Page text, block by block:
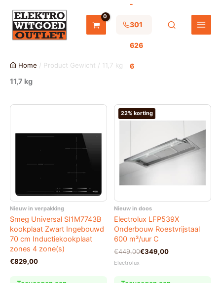
inhoud
-
301
626
6
Home / Product Gewicht / 11,7 kg
11,7 kg
Nieuw in verpakking
Smeg Universal SI1M7743B
kookplaat Zwart Ingebouwd
70 cm Inductiekookplaat
zones 4 zone(s)
€829,00
22% korting
Nieuw in doos
Electrolux LFP539X
Onderbouw Roestvrijstaal
600 m³/uur C
€449,00
Oorspronkelijke
prijs
€349,00
Huidige
prijs
Electrolux